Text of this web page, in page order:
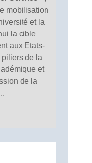
mobilisation
et la
la cible
aux Etats-
piliers de la
et
de la